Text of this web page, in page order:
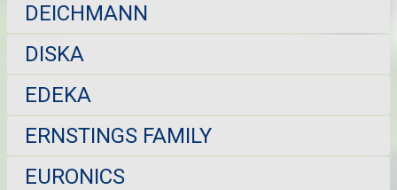
DEICHMANN
DISKA
EDEKA
ERNSTINGS FAMILY
EURONICS